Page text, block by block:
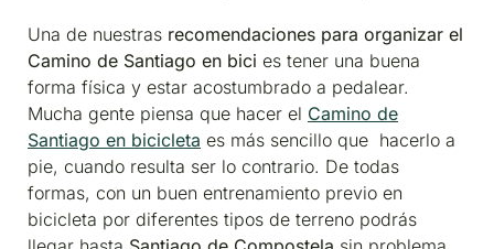
Una de nuestras recomendaciones para organizar el
Camino de Santiago en bici es tener una buena
forma física y estar acostumbrado a pedalear.
Mucha gente piensa que hacer el Camino de
Santiago en bicicleta es más sencillo que hacerlo a
pie, cuando resulta ser lo contrario. De todas
formas, con un buen entrenamiento previo en
bicicleta por diferentes tipos de terreno podrás